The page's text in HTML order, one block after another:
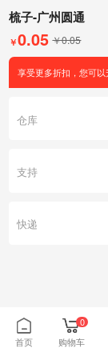
梳子-广州圆通
￥0.05 ￥0.05
享受更多折扣，您可以
仓库
支持
快递
首页 购物车
0